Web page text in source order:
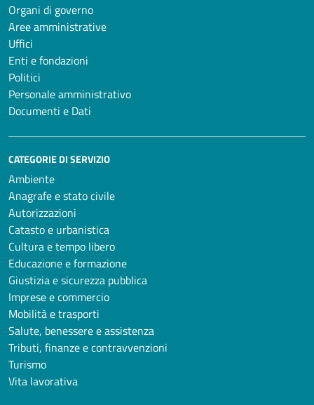
Organi di governo
Aree amministrative
Uffici
Enti e fondazioni
Politici
Personale amministrativo
Documenti e Dati
CATEGORIE DI SERVIZIO
Ambiente
Anagrafe e stato civile
Autorizzazioni
Catasto e urbanistica
Cultura e tempo libero
Educazione e formazione
Giustizia e sicurezza pubblica
Imprese e commercio
Mobilità e trasporti
Salute, benessere e assistenza
Tributi, finanze e contravvenzioni
Turismo
Vita lavorativa